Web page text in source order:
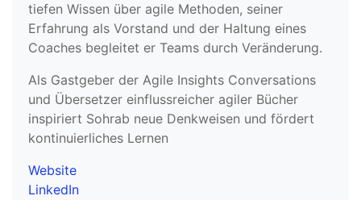
tiefen Wissen über agile Methoden, seiner
Erfahrung als Vorstand und der Haltung eines
Coaches begleitet er Teams durch Veränderung.
Als Gastgeber der Agile Insights Conversations
und Übersetzer einflussreicher agiler Bücher
inspiriert Sohrab neue Denkweisen und fördert
kontinuierliches Lernen
Website
LinkedIn